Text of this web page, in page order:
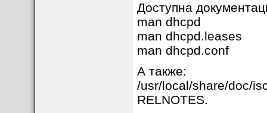
Доступна
man dhcpd
man dhcpd.leases
man dhcpd.conf
А также:
/usr/local/share/doc/
RELNOTES.